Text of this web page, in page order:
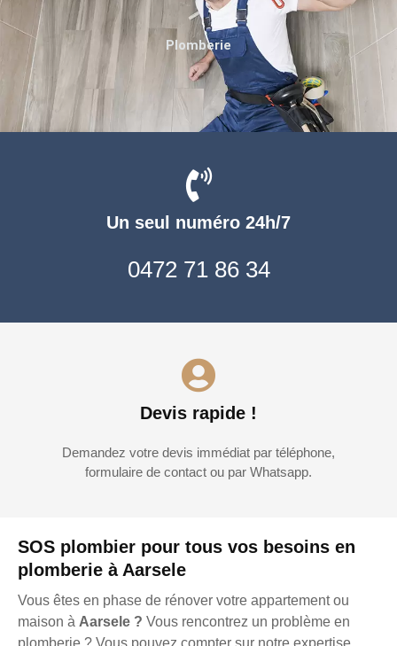
SOS plombier pour tous vos besoins en
plomberie à Aarsele
Vous êtes en phase de rénover votre appartement ou
maison à Aarsele ? Vous rencontrez un problème en
Un seul numéro 24h/7
0472 71 86 34
Devis rapide !
Demandez votre devis immédiat par téléphone,
formulaire de contact ou par Whatsapp.
Plomberie